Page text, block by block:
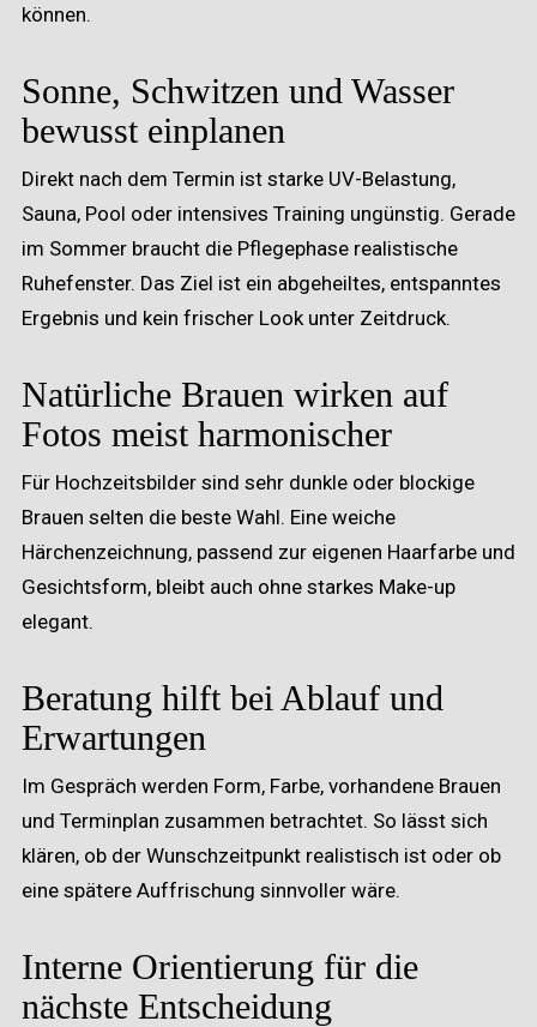
können.
Sonne, Schwitzen und Wasser
bewusst einplanen
Direkt nach dem Termin ist starke UV-Belastung,
Sauna, Pool oder intensives Training ungünstig. Gerade
im Sommer braucht die Pflegephase realistische
Ruhefenster. Das Ziel ist ein abgeheiltes, entspanntes
Ergebnis und kein frischer Look unter Zeitdruck.
Natürliche Brauen wirken auf
Fotos meist harmonischer
Für Hochzeitsbilder sind sehr dunkle oder blockige
Brauen selten die beste Wahl. Eine weiche
Härchenzeichnung, passend zur eigenen Haarfarbe und
Gesichtsform, bleibt auch ohne starkes Make-up
elegant.
Beratung hilft bei Ablauf und
Erwartungen
Im Gespräch werden Form, Farbe, vorhandene Brauen
und Terminplan zusammen betrachtet. So lässt sich
klären, ob der Wunschzeitpunkt realistisch ist oder ob
eine spätere Auffrischung sinnvoller wäre.
Interne Orientierung für die
nächste Entscheidung